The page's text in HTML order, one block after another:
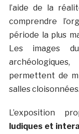
l’aide de la
comprendre
période la plus
Les images
permettent de
salles cloisonnées.
L’exposition
ludiques et